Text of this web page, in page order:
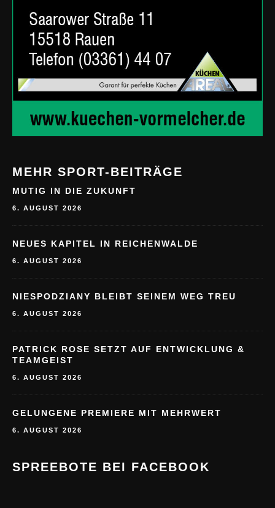
MEHR SPORT-BEITRÄGE
MUTIG IN DIE ZUKUNFT
6. AUGUST 2026
NEUES KAPITEL IN REICHENWALDE
6. AUGUST 2026
NIESPODZIANY BLEIBT SEINEM WEG TREU
6. AUGUST 2026
PATRICK ROSE SETZT AUF ENTWICKLUNG &
TEAMGEIST
6. AUGUST 2026
GELUNGENE PREMIERE MIT MEHRWERT
6. AUGUST 2026
SPREEBOTE BEI FACEBOOK